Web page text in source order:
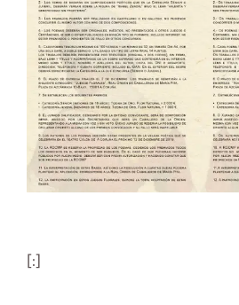
[:]